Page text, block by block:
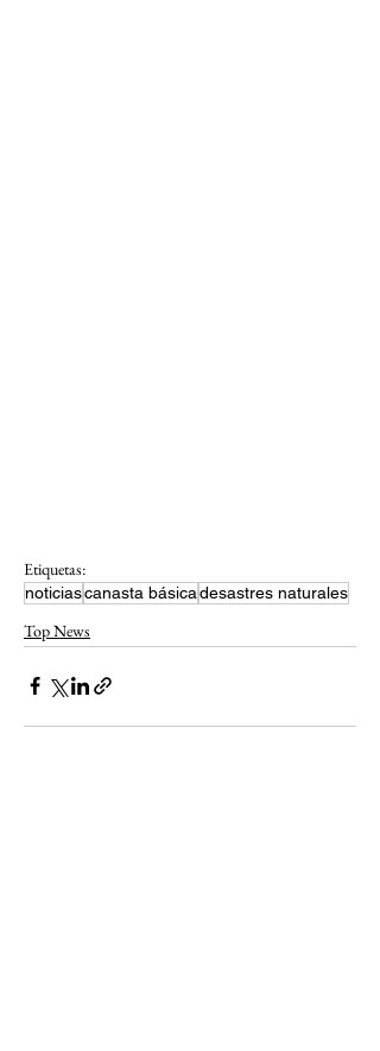
Etiquetas:
noticiascanasta básicadesastres naturales
Top News